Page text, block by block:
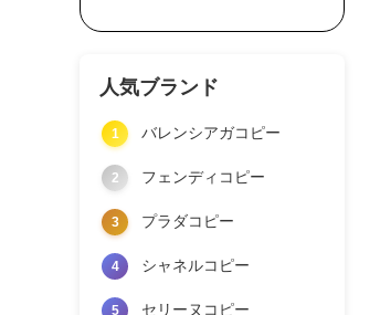
人気ブランド
1 バレンシアガコピー
2 フェンディコピー
3 プラダコピー
4 シャネルコピー
5 セリーヌコピー